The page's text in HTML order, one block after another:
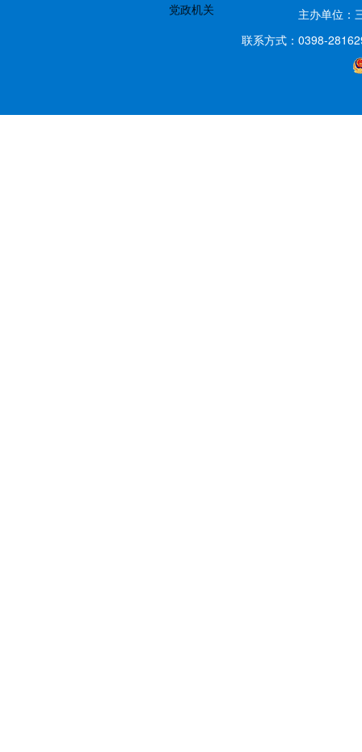
党政机关
主办单位
联系方式：0398-